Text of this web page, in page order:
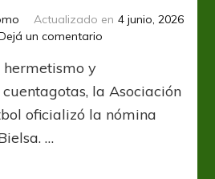
Actualizado en 4 junio, 2026
un comentarioen
misterio:
lista
hermetismo y
la Asociación
oficializó la nómina
…